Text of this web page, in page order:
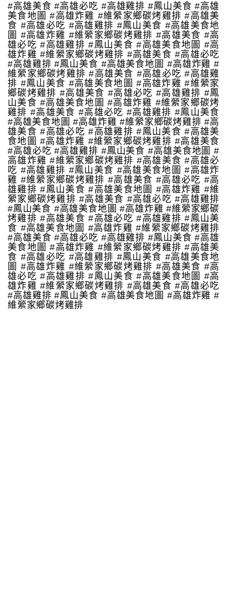
#高雄美食 #高雄必吃 #高雄雞排 #鳳山美食 #高雄
美食地圖 #高雄炸雞 #維縈家鄉碳烤雞排 #高雄美
食 #高雄必吃 #高雄雞排 #鳳山美食 #高雄美食地
圖 #高雄炸雞 #維縈家鄉碳烤雞排 #高雄美食 #高
雄必吃 #高雄雞排 #鳳山美食 #高雄美食地圖 #高
雄炸雞 #維縈家鄉碳烤雞排 #高雄美食 #高雄必吃
#高雄雞排 #鳳山美食 #高雄美食地圖 #高雄炸雞 #
維縈家鄉碳烤雞排 #高雄美食 #高雄必吃 #高雄雞
排 #鳳山美食 #高雄美食地圖 #高雄炸雞 #維縈家
鄉碳烤雞排 #高雄美食 #高雄必吃 #高雄雞排 #鳳
山美食 #高雄美食地圖 #高雄炸雞 #維縈家鄉碳烤
雞排 #高雄美食 #高雄必吃 #高雄雞排 #鳳山美食
#高雄美食地圖 #高雄炸雞 #維縈家鄉碳烤雞排 #高
雄美食 #高雄必吃 #高雄雞排 #鳳山美食 #高雄美
食地圖 #高雄炸雞 #維縈家鄉碳烤雞排 #高雄美食
#高雄必吃 #高雄雞排 #鳳山美食 #高雄美食地圖 #
高雄炸雞 #維縈家鄉碳烤雞排 #高雄美食 #高雄必
吃 #高雄雞排 #鳳山美食 #高雄美食地圖 #高雄炸
雞 #維縈家鄉碳烤雞排 #高雄美食 #高雄必吃 #高
雄雞排 #鳳山美食 #高雄美食地圖 #高雄炸雞 #維
縈家鄉碳烤雞排 #高雄美食 #高雄必吃 #高雄雞排
#鳳山美食 #高雄美食地圖 #高雄炸雞 #維縈家鄉碳
烤雞排 #高雄美食 #高雄必吃 #高雄雞排 #鳳山美
食 #高雄美食地圖 #高雄炸雞 #維縈家鄉碳烤雞排
#高雄美食 #高雄必吃 #高雄雞排 #鳳山美食 #高雄
美食地圖 #高雄炸雞 #維縈家鄉碳烤雞排 #高雄美
食 #高雄必吃 #高雄雞排 #鳳山美食 #高雄美食地
圖 #高雄炸雞 #維縈家鄉碳烤雞排 #高雄美食 #高
雄必吃 #高雄雞排 #鳳山美食 #高雄美食地圖 #高
雄炸雞 #維縈家鄉碳烤雞排 #高雄美食 #高雄必吃
#高雄雞排 #鳳山美食 #高雄美食地圖 #高雄炸雞 #
維縈家鄉碳烤雞排